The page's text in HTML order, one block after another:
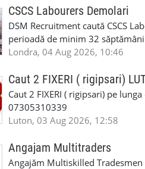
oferta pe care sa o folositi la
WhatsApp: +44 7467 838 881
numele, experienta si data la
link-ul de jos. Sanatate si mult
INSTALLATION LIMITED
CSCS Labourers Demolari
DSM Recruitment caută CSCS
perioadă de minim 32
oferă ore suplimentare și
informații, contactați-ne la: 📞
Londra, 04 Aug 2026, 10:46
Caut 2 FIXERI ( rigipsari)
Caut 2 FIXERI ( rigipsari) pe
07305310339
Luton, 03 Aug 2026, 12:58
Angajam Multitraders
Angajăm Multiskilled